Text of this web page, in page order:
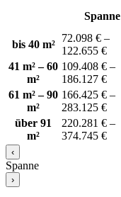
Spanne
bis 40 m²
72.098 € –
122.655 €
41 m² – 60
m²
109.408 € –
186.127 €
61 m² – 90
m²
166.425 € –
283.125 €
über 91
m²
220.281 € –
374.745 €
‹
Spanne
›